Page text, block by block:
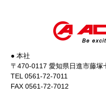
● 本社
〒470-0117 愛知県日進市藤塚
TEL 0561-72-7011
FAX 0561-72-7012